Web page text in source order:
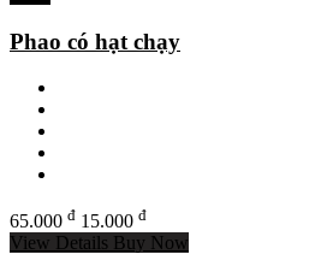
Phao có hạt chạy
65.000 đ 15.000 đ
View Details Buy Now